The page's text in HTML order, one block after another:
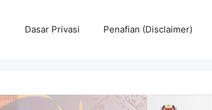
Dasar Privasi Penafian (Disclaimer)